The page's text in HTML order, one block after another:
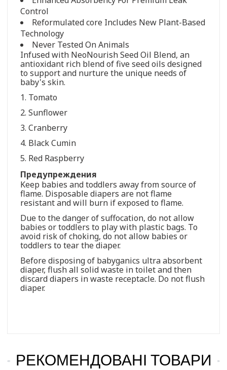
Control
Reformulated core Includes New Plant-Based
Technology
Never Tested On Animals
Infused with NeoNourish Seed Oil Blend, an
antioxidant rich blend of five seed oils designed
to support and nurture the unique needs of
baby's skin.
1. Tomato
2. Sunflower
3. Cranberry
4. Black Cumin
5. Red Raspberry
Предупреждения
Keep babies and toddlers away from source of
flame. Disposable diapers are not flame
resistant and will burn if exposed to flame.
Due to the danger of suffocation, do not allow
babies or toddlers to play with plastic bags. To
avoid risk of choking, do not allow babies or
toddlers to tear the diaper.
Before disposing of babyganics ultra absorbent
diaper, flush all solid waste in toilet and then
discard diapers in waste receptacle. Do not flush
diaper.
РЕКОМЕНДОВАНІ ТОВАРИ